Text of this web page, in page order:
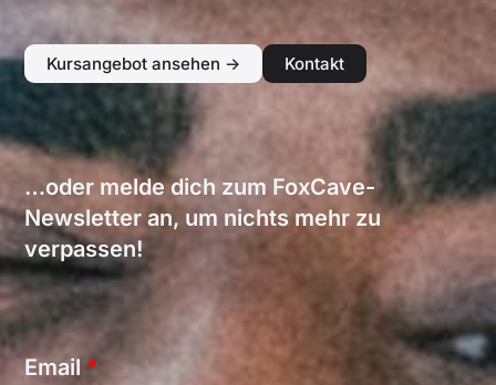
Kursangebot ansehen -> Kontakt
…oder melde dich zum FoxCave-
Newsletter an, um nichts mehr zu
verpassen!
E
Email *